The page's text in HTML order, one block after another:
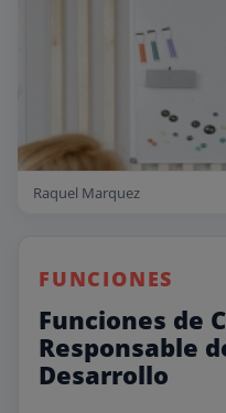
Raquel Marquez
FUNCIONES
Funciones de
Responsable
Desarrollo